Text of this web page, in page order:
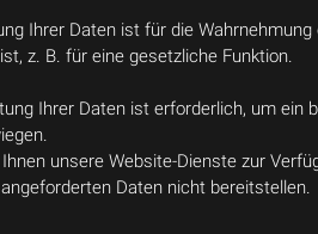
Ihrer Daten ist für die
z. B. für eine gesetzliche Funktion.
Ihrer Daten ist erforderlich, um
unsere Website-Dienste zur
Daten nicht bereitstellen.